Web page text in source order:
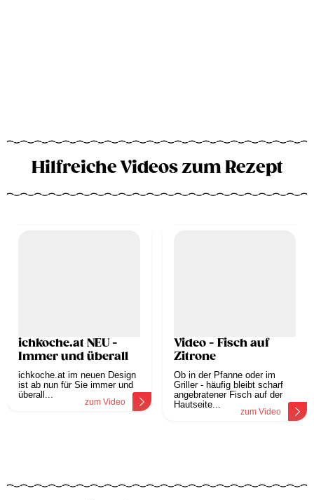
Hilfreiche Videos zum Rezept
ichkoche.at NEU -
Immer und überall
ichkoche.at im neuen Design
ist ab nun für Sie immer und
überall...
zum Video
Video - Fisch auf
Zitrone
Ob in der Pfanne oder im
Griller - häufig bleibt scharf
angebratener Fisch auf der
Hautseite...
zum Video